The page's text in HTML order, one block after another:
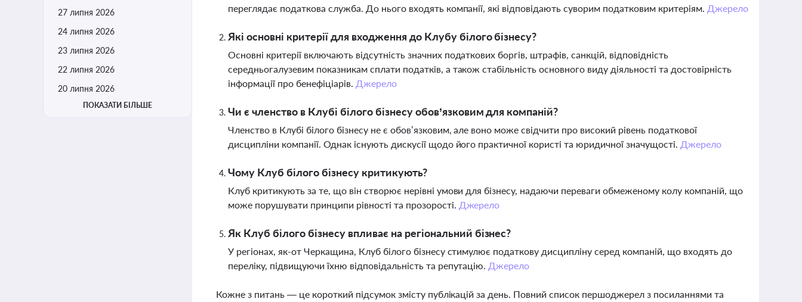
27 липня 2026
24 липня 2026
23 липня 2026
22 липня 2026
20 липня 2026
ПОКАЗАТИ БІЛЬШЕ
переглядає податкова служба. До нього входять компанії, які відповідають суворим податковим критеріям. Джерело
Які основні критерії для входження до Клубу білого бізнесу?
Основні критерії включають відсутність значних податкових боргів, штрафів, санкцій, відповідність
середньогалузевим показникам сплати податків, а також стабільність основного виду діяльності та достовірність
інформації про бенефіціарів. Джерело
Чи є членство в Клубі білого бізнесу обов’язковим для компаній?
Членство в Клубі білого бізнесу не є обов’язковим, але воно може свідчити про високий рівень податкової
дисципліни компанії. Однак існують дискусії щодо його практичної користі та юридичної значущості. Джерело
Чому Клуб білого бізнесу критикують?
Клуб критикують за те, що він створює нерівні умови для бізнесу, надаючи переваги обмеженому колу компаній, що
може порушувати принципи рівності та прозорості. Джерело
Як Клуб білого бізнесу впливає на регіональний бізнес?
У регіонах, як-от Черкащина, Клуб білого бізнесу стимулює податкову дисципліну серед компаній, що входять до
переліку, підвищуючи їхню відповідальність та репутацію. Джерело
Кожне з питань — це короткий підсумок змісту публікацій за день. Повний список першоджерел з посиланнями та